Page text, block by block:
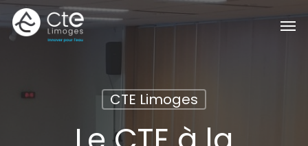
Passer
au
contenu
CTE Limoges